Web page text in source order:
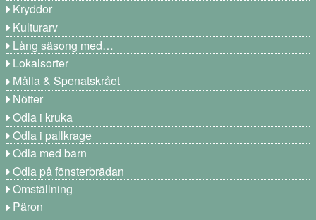
Kryddor
Kulturarv
Lång säsong med…
Lokalsorter
Målla & Spenatskrået
Nötter
Odla i kruka
Odla i pallkrage
Odla med barn
Odla på fönsterbrädan
Omställning
Päron